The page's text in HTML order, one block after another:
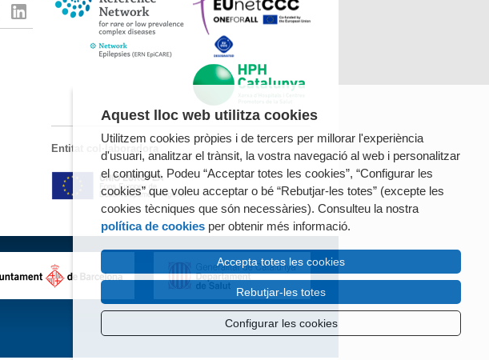
Entitat col·laboradora
Aquest lloc web utilitza cookies
Utilitzem cookies pròpies i de tercers per millorar l'experiència
d'usuari, analitzar el trànsit, la vostra navegació al web i personalitzar
el contingut. Podeu “Acceptar totes les cookies”, “Configurar les
cookies” que voleu acceptar o bé “Rebutjar-les totes” (excepte les
cookies tècniques que són necessàries). Consulteu la nostra
política de cookies per obtenir més informació.
Accepta totes les cookies
Rebutjar-les totes
Configurar les cookies